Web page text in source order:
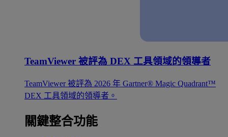
TeamViewer 被評為 DEX 工具領域的領導者
TeamViewer 被評為 2026 年 Gartner® Magic Quadrant™
DEX 工具領域的領導者。
關鍵整合功能